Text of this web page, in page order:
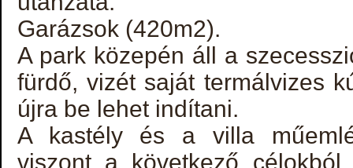
Garázsok (420m2).
A park közepén áll a
fürdő, vizét saját termálvizes
újra be lehet indítani.
A kastély és a villa
viszont a következő célokból